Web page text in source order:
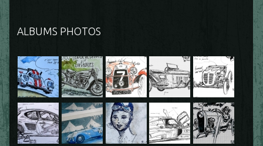
ALBUMS PHOTOS